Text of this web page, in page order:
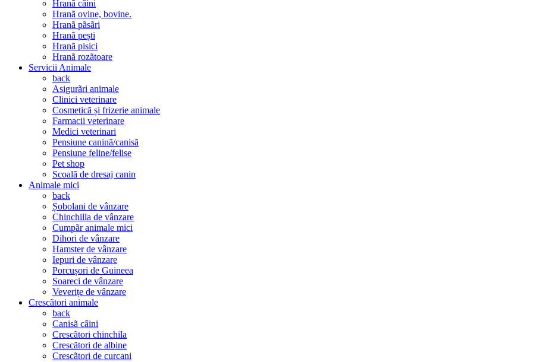
Hranã câini
Hranã ovine, bovine.
Hranã pãsãri
Hranã pești
Hranã pisici
Hranã rozãtoare
Servicii Animale
back
Asigurãri animale
Clinici veterinare
Cosmeticã și frizerie animale
Farmacii veterinare
Medici veterinari
Pensiune caninã/canisã
Pensiune feline/felise
Pet shop
Scoalã de dresaj canin
Animale mici
back
Șobolani de vânzare
Chinchilla de vânzare
Cumpãr animale mici
Dihori de vânzare
Hamster de vânzare
Iepuri de vânzare
Porcușori de Guineea
Soareci de vânzare
Veverițe de vânzare
Crescãtori animale
back
Canisã câini
Crescãtori chinchila
Crescãtori de albine
Crescãtori de curcani